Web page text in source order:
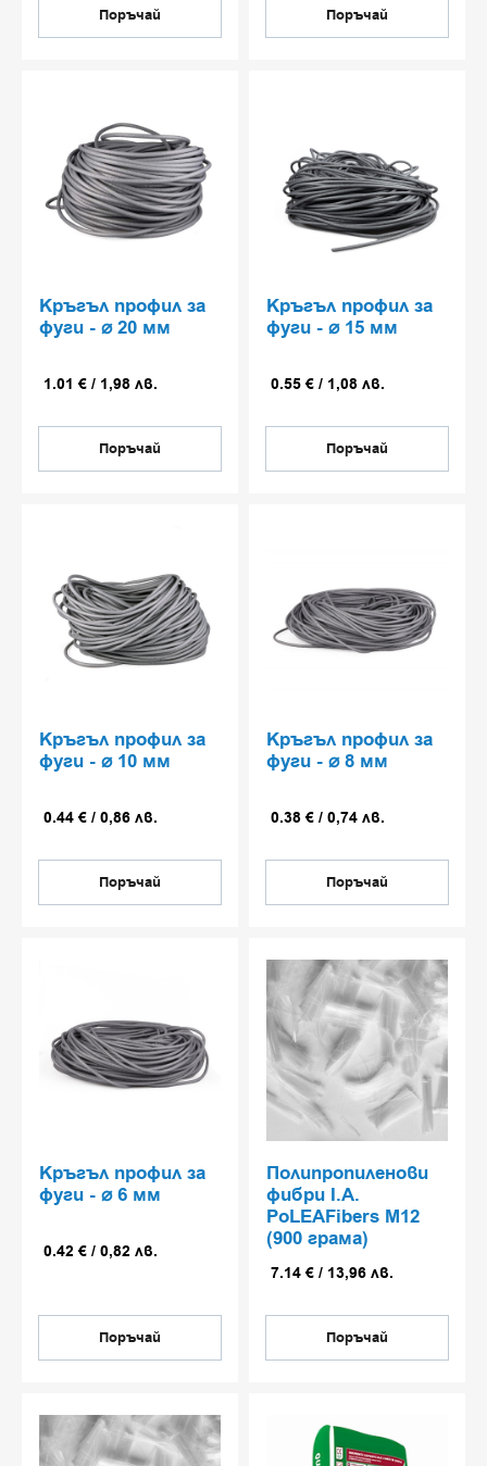
Основни приложения:
разтоварни зони
Входни участъци, сервизни и
логистични зони
Настилки с висока влажност,
замърсяване или температурни
Битумни и асфалтови
повърхности, нуждаещи се от
Защо да изберете да
работите с нас и
здрави и устойчиви на времето
бетонни настилки;
Работим с иновативни формули
от водещи европейски
проектанти и изпълнители при
избор на подходяща система
зисквания за проекта.
Поръчай Поръчай
Кръгъл профил за
фуги - ⌀ 20 мм
1.01 € / 1,98 лв.
Поръчай
Кръгъл профил за
фуги - ⌀ 15 мм
0.55 € / 1,08 лв.
Поръчай
Кръгъл профил за
фуги - ⌀ 10 мм
0.44 € / 0,86 лв.
Поръчай
Кръгъл профил за
фуги - ⌀ 8 мм
0.38 € / 0,74 лв.
Поръчай
Кръгъл профил за
фуги - ⌀ 6 мм
0.42 € / 0,82 лв.
Поръчай
Полипропиленови
фибри I.A.
PoLEAFibers M12
(900 грама)
7.14 € / 13,96 лв.
Поръчай